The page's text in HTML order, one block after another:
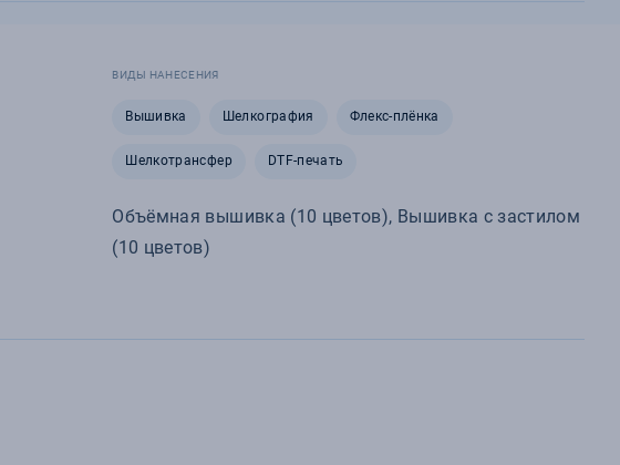
ВИДЫ НАНЕСЕНИЯ
Вышивка Шелкография Флекс-плёнка
Шелкотрансфер DTF-печать
Объёмная вышивка (10 цветов), Вышивка с застилом
(10 цветов)